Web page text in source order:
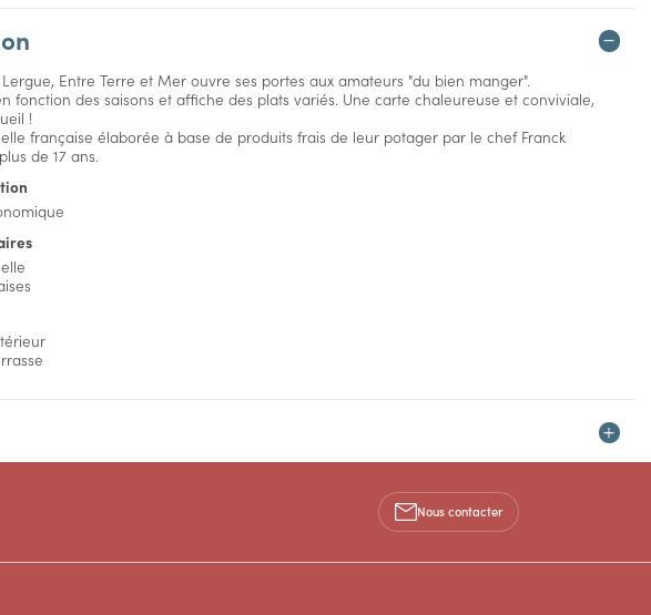
Entre Terre et Mer ouvre ses portes aux amateurs "du bien manger".
fonction des saisons et affiche des plats variés. Une carte chaleureuse et conviviale,
!
française élaborée à base de produits frais de leur potager par le chef Franck
de 17 ans.
Nous contacter